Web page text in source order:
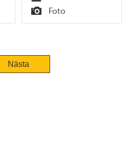
ligger Stora
Nygatan 1
Tid
Typ
Foto
Nästa